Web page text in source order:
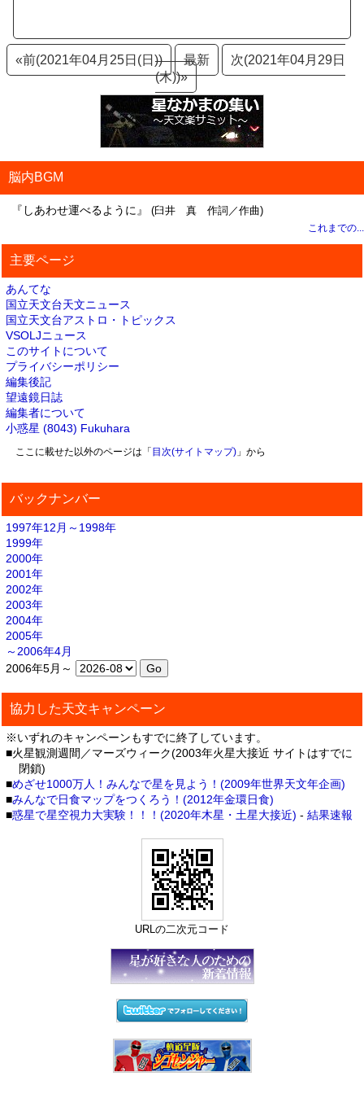
«前(2021年04月25日(日)) 最新
次(2021年04月29日
(木))»
脳内BGM
『しあわせ運べるように』 (臼井 真 作詞／作曲)
これまでの...
主要ページ
あんてな
国立天文台天文ニュース
国立天文台アストロ・トピックス
VSOLJニュース
このサイトについて
プライバシーポリシー
編集後記
望遠鏡日誌
編集者について
小惑星 (8043) Fukuhara
ここに載せた以外のページは「 目次(サイトマップ)」から
バックナンバー
1997年12月～1998年
1999年
2000年
2001年
2002年
2003年
2004年
2005年
～2006年4月
2006年5月～
協力した天文キャンペーン
※いずれのキャンペーンもすでに終了しています。
■火星観測週間／マーズウィーク(2003年火星大接近 サイトはすでに
閉鎖)
■めざせ1000万人！みんなで星を見よう！(2009年世界天文年企画)
■みんなで日食マップをつくろう！(2012年金環日食)
■惑星で星空視力大実験！！！(2020年木星・土星大接近) - 結果速報
URLの二次元コード